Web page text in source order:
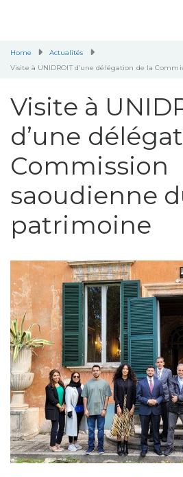
Home
Actualités
Visite à UNIDROIT d’une délégation de la
Visite à
d’une
Commission
saoudienne
patrimoine